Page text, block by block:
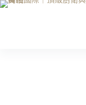
跳